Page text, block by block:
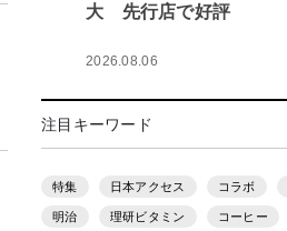
大 先行店で好評
2026.08.06
注目キーワード
特集 日本アクセス コラボ
明治 理研ビタミン コーヒー